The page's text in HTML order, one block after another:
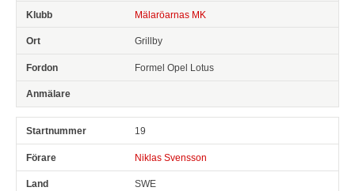
Mälaröarnas MK
Grillby
Formel Opel Lotus
19
Niklas Svensson
SWE